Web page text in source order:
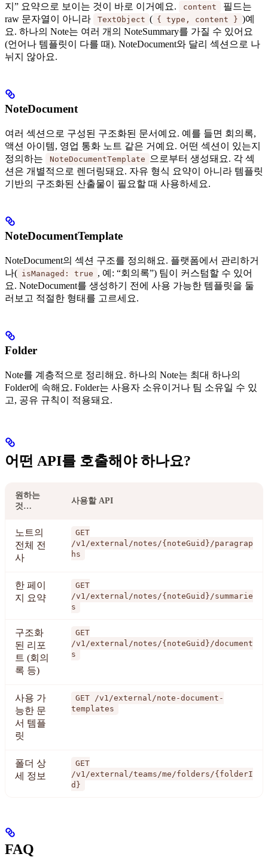
지” 요약으로 보이는 것이 바로 이거예요.
content
필드는
raw 문자열이 아니라
TextObject ( { type, content } )예
요. 하나의 Note는 여러 개의 NoteSummary를 가질 수 있어요
(언어나 템플릿이 다를 때). NoteDocument와 달리 섹션으로 나
뉘지 않아요.
NoteDocument
여러 섹션으로 구성된 구조화된 문서예요. 예를 들면 회의록,
액션 아이템, 영업 통화 노트 같은 거예요. 어떤 섹션이 있는지
정의하는
NoteDocumentTemplate
으로부터 생성돼요. 각 섹
션은 개별적으로 렌더링돼요. 자유 형식 요약이 아니라 템플릿
기반의 구조화된 산출물이 필요할 때 사용하세요.
NoteDocumentTemplate
NoteDocument의 섹션 구조를 정의해요. 플랫폼에서 관리하거
나( isManaged: true , 예: “회의록”) 팀이 커스텀할 수 있어
요. NoteDocument를 생성하기 전에 사용 가능한 템플릿을 둘
러보고 적절한 형태를 고르세요.
Folder
Note를 계층적으로 정리해요. 하나의 Note는 최대 하나의
Folder에 속해요. Folder는 사용자 소유이거나 팀 소유일 수 있
고, 공유 규칙이 적용돼요.
어떤 API를 호출해야 하나요?
원하는
것…
사용할 API
노트의
전체 전
사
GET
/v1/external/notes/{noteGuid}/paragrap
hs
한 페이
지 요약
GET
/v1/external/notes/{noteGuid}/summarie
s
구조화
된 리포
트 (회의
록 등)
GET
/v1/external/notes/{noteGuid}/document
s
사용 가
능한 문
서 템플
릿
GET /v1/external/note-document-
templates
폴더 상
세 정보
GET
/v1/external/teams/me/folders/{folderI
d}
FAQ